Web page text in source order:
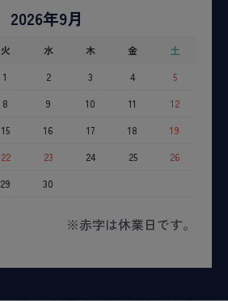
2026年9月
火 水 木 金
土
1
2 3 4
5
8 9 10 11
12
15 16 17 18
19
22 23 24 25
26
29 30
※赤字は休業日です。